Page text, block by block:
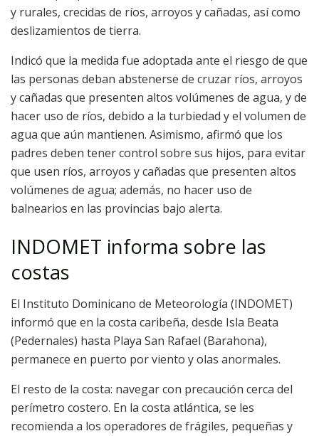
y rurales, crecidas de ríos, arroyos y cañadas, así como
deslizamientos de tierra.
Indicó que la medida fue adoptada ante el riesgo de que
las personas deban abstenerse de cruzar ríos, arroyos
y cañadas que presenten altos volúmenes de agua, y de
hacer uso de ríos, debido a la turbiedad y el volumen de
agua que aún mantienen. Asimismo, afirmó que los
padres deben tener control sobre sus hijos, para evitar
que usen ríos, arroyos y cañadas que presenten altos
volúmenes de agua; además, no hacer uso de
balnearios en las provincias bajo alerta.
INDOMET informa sobre las
costas
El Instituto Dominicano de Meteorología (INDOMET)
informó que en la costa caribeña, desde Isla Beata
(Pedernales) hasta Playa San Rafael (Barahona),
permanece en puerto por viento y olas anormales.
El resto de la costa: navegar con precaución cerca del
perímetro costero. En la costa atlántica, se les
recomienda a los operadores de frágiles, pequeñas y